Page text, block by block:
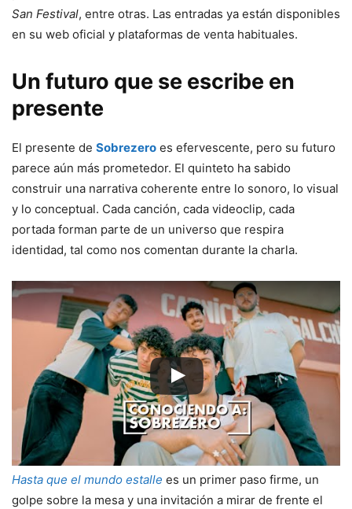
San Festival, entre otras. Las entradas ya están disponibles
en su web oficial y plataformas de venta habituales.
Un futuro que se escribe en
presente
El presente de Sobrezero es efervescente, pero su futuro
parece aún más prometedor. El quinteto ha sabido
construir una narrativa coherente entre lo sonoro, lo visual
y lo conceptual. Cada canción, cada videoclip, cada
portada forman parte de un universo que respira
identidad, tal como nos comentan durante la charla.
Hasta que el mundo estalle es un primer paso firme, un
golpe sobre la mesa y una invitación a mirar de frente el